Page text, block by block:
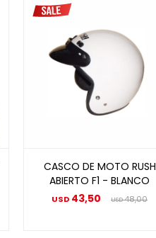
CASCO DE MOTO RUSH
ABIERTO F1 - BLANCO
USD 43,50 USD48,00